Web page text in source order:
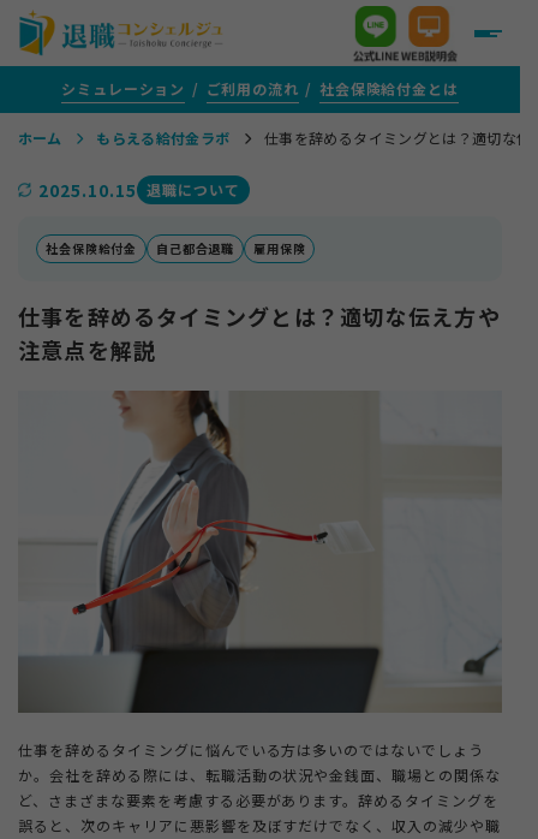
＋
給付金サポートをご検討中の方
評判・口コミ
給付金がもらえる転職支援を活用する方
1年以上ご通院を続けている方
法人ご担当者・インフルエンサーの方
もらえる給付金ラボ ＋
退職コンシェルジュについて ＋
シミュレーション ご利用の流れ 社会保険給付金とは
ホーム もらえる給付金ラボ 仕事を辞めるタイミングとは？適切な伝
2025.10.15 退職について
社会保険給付金 自己都合退職 雇用保険
仕事を辞めるタイミングとは？適切な伝え方や
注意点を解説
仕事を辞めるタイミングに悩んでいる方は多いのではないでしょう
か。会社を辞める際には、転職活動の状況や金銭面、職場との関係な
ど、さまざまな要素を考慮する必要があります。辞めるタイミングを
誤ると、次のキャリアに悪影響を及ぼすだけでなく、収入の減少や職